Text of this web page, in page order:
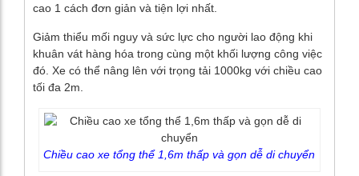
cao 1 cách đơn giản và tiện lợi nhất.
Giảm thiểu mối nguy và sức lực cho người lao động khi
khuân vát hàng hóa trong cùng một khối lượng công việc
đó. Xe có thể nâng lên với trọng tải 1000kg với chiều cao
tối đa 2m.
Chiều cao xe tổng thể 1,6m thấp và gọn dễ di chuyển